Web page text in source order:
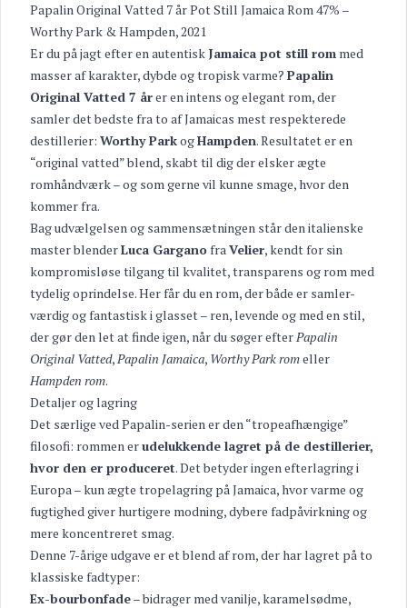
Papalin Original Vatted 7 år Pot Still Jamaica Rom 47% –
Worthy Park & Hampden, 2021
Er du på jagt efter en autentisk Jamaica pot still rom med
masser af karakter, dybde og tropisk varme? Papalin
Original Vatted 7 årer en intens og elegant rom, der
samler det bedste fra to af Jamaicas mest respekterede
destillerier: Worthy ParkogHampden. Resultatet er en
“original vatted” blend, skabt til dig der elsker ægte
romhåndværk – og som gerne vil kunne smage, hvor den
kommer fra.
Bag udvælgelsen og sammensætningen står den italienske
master blenderLuca GarganofraVelier, kendt for sin
kompromisløse tilgang til kvalitet, transparens og rom med
tydelig oprindelse. Her får du en rom, der både er samler-
værdig og fantastisk i glasset – ren, levende og med en stil,
der gør den let at finde igen, når du søger efterPapalin
Original Vatted,Papalin Jamaica, Worthy Park romeller
Hampden rom.
Detaljer og lagring
Det særlige ved Papalin-serien er den “tropeafhængige”
filosofi: rommen erudelukkende lagret på de destillerier,
hvor den er produceret. Det betyder ingen efterlagring i
Europa – kun ægte tropelagring på Jamaica, hvor varme og
fugtighed giver hurtigere modning, dybere fadpåvirkning og
mere koncentreret smag.
Denne 7-årige udgave er et blend af rom, der har lagret på to
klassiske fadtyper:
Ex-bourbonfade– bidrager med vanilje, karamelsødme,